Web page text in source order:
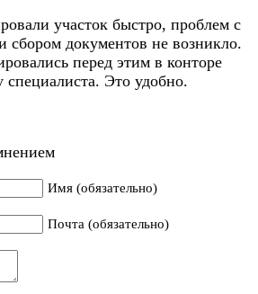
участок быстро, проблем с
сбором документов не возникло.
перед этим в конторе
специалиста. Это удобно.
Имя (обязательно)
Почта (обязательно)